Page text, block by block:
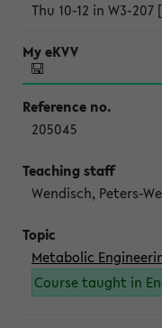
Thu 10-12 in W3-207
205045
Wendisch, Peters-
Metabolic
Course taught in